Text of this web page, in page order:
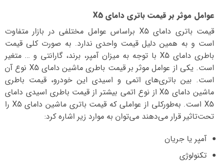
عوامل موثر بر قیمت باتری دامای X5
قیمت باتری دامای X5 بر‌اساس عوامل مختلفی در بازار متفاوت
است و به همین دلیل قیمت واحدی ندارد. به صورت کلی قیمت
باطری دامای X5 با توجه به میزان آمپر، برند، گارانتی و … متغیر
است. یکی از عوامل موثر بر قیمت باطری ماشین دامای X5 نوع آن
است. بین باتری‌های اتمی و اسیدی این خودرو، قیمت باطری
ماشین دامای X5 از نوع اتمی بیشتر از قیمت باطری اسیدی دامای
X5 است. به‌طورکلی از عواملی که قیمت باتری ماشین دامای X5 را
تحت‌تاثیر قرار می‌دهند می‌توان به موارد زیر اشاره کرد:
آمپر یا جریان
تکنولوژی